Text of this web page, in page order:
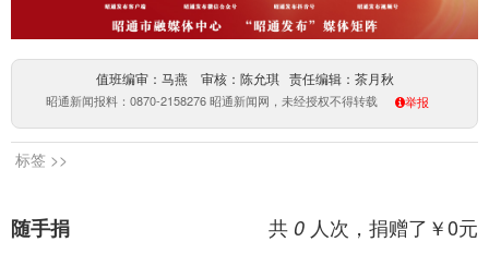
值班编审：马燕 审核：陈允琪 责任编辑：茶月秋
昭通新闻报料：0870-2158276 昭通新闻网，未经授权不得转载 举报
标签 >>
共 0 人次，捐赠了￥0元
随手捐